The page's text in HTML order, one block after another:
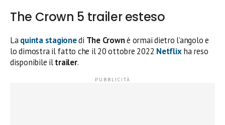
The Crown 5 trailer esteso
Laquinta stagionedi The Crownè ormai dietro l’angolo e
lo dimostra il fatto che il 20 ottobre 2022 Netflixha reso
disponibile iltrailer.